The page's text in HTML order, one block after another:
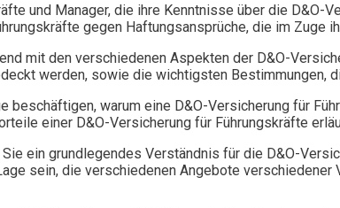
und Manager, die ihre Kenntnisse über die
gegen Haftungsansprüche, die im Zuge
mit den verschiedenen Aspekten der D&O-
werden, sowie die wichtigsten Bestimmungen,
beschäftigen, warum eine D&O-Versicherung für
einer D&O-Versicherung für Führungskräfte
ein grundlegendes Verständnis für die D&O-
sein, die verschiedenen Angebote